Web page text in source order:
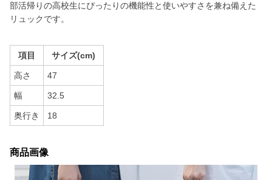
部活帰りの高校生にぴったりの機能性と使いやすさを兼ね備えた
リュックです。
項目 サイズ(cm)
高さ 47
幅 32.5
奥行き 18
商品画像